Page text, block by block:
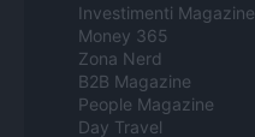
Investimenti Magazine
Money 365
Zona Nerd
B2B Magazine
People Magazine
Day Travel